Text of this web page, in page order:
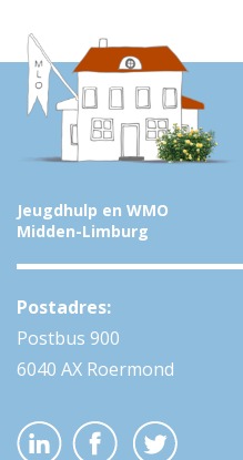
Jeugdhulp en WMO
Midden-Limburg
Postadres:
Postbus 900
6040 AX Roermond